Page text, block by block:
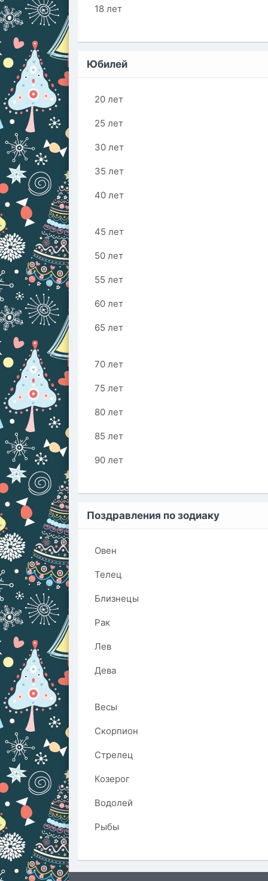
18 лет
Юбилей
20 лет
25 лет
30 лет
35 лет
40 лет
45 лет
50 лет
55 лет
60 лет
65 лет
70 лет
75 лет
80 лет
85 лет
90 лет
Поздравления по зодиаку
Овен
Телец
Близнецы
Рак
Лев
Дева
Весы
Скорпион
Стрелец
Козерог
Водолей
Рыбы